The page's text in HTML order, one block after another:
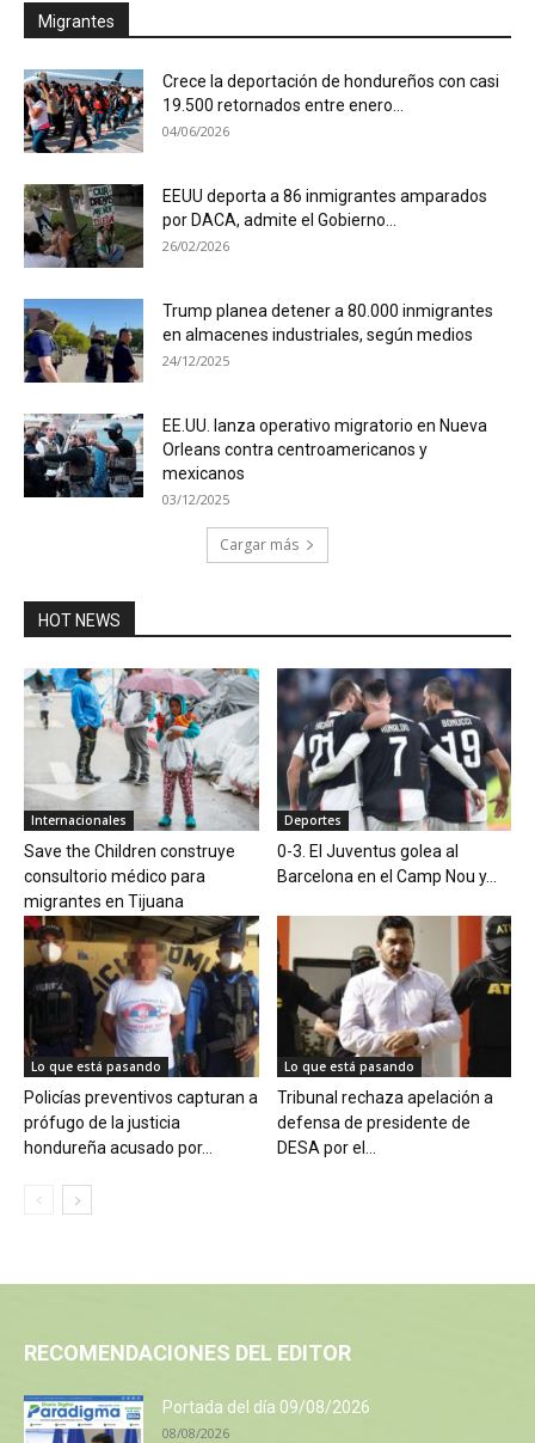
Migrantes
Crece la deportación de hondureños con casi
19.500 retornados entre enero...
04/06/2026
EEUU deporta a 86 inmigrantes amparados
por DACA, admite el Gobierno...
26/02/2026
Trump planea detener a 80.000 inmigrantes
en almacenes industriales, según medios
24/12/2025
EE.UU. lanza operativo migratorio en Nueva
Orleans contra centroamericanos y
mexicanos
03/12/2025
Cargar más
HOT NEWS
Internacionales
Save the Children construye
consultorio médico para
migrantes en Tijuana
Deportes
0-3. El Juventus golea al
Barcelona en el Camp Nou y...
Lo que está pasando
Policías preventivos capturan a
prófugo de la justicia
hondureña acusado por...
Lo que está pasando
Tribunal rechaza apelación a
defensa de presidente de
DESA por el...
RECOMENDACIONES DEL EDITOR
Portada del día 09/08/2026
08/08/2026